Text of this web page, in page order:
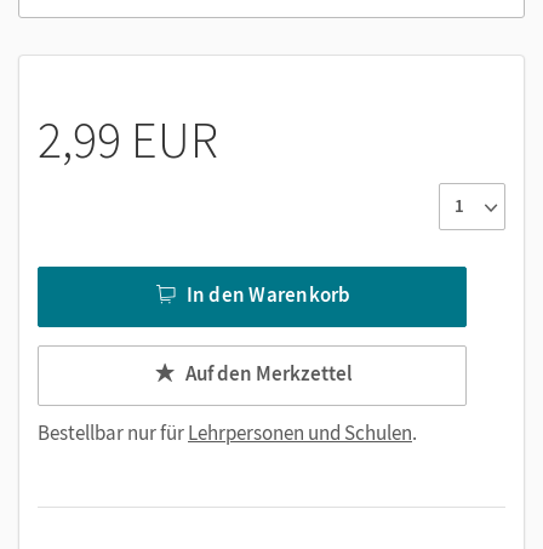
2,99 EUR
In den Warenkorb
Auf den Merkzettel
Bestellbar nur fürLehrpersonen und Schulen.